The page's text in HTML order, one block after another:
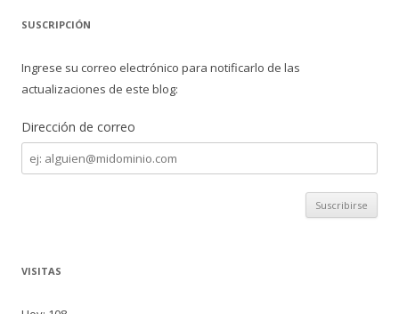
SUSCRIPCIÓN
Ingrese su correo electrónico para notificarlo de las
actualizaciones de este blog:
Dirección de correo
Dirección
de
correo
VISITAS